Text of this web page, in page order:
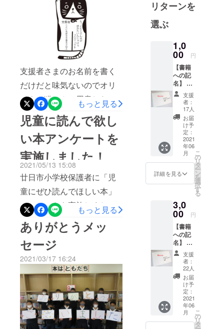
ティングをする。そして最
後に猫ちゃんスタンプを押
し、支援者さまの名前を記
入する。あと少しです！！
支援者さまのお名前を書く
だけだと味気ないのでオリ
ジナル猫はんこ用意したい
と思います。ねこ探しきっ
かけでいろいろな本を読ん
でもらえると嬉しいです。
もっと見る
児童に読んで欲し
い本アンケートを
実施しました！
2021/05/13 15:08
廿日市小学校保護者に「児
童にぜひ読んでほしい本」
アンケートを実施しまし
た。今後はアンケート結果
をもとに、先生方の意見も
参考にしながら購入する本
を選定したいと思います。
児童に読んで欲しい本リス
ト（一部）防犯・防災イラ
ストBOOK めちゃカワ
MAX!!角川まんが学習シリー
もっと見る
ありがとうメッ
セージ
2021/03/17 16:24
リターンを
選ぶ
1,0
00 円
【書籍
への記
名】 1
口
（1000
円）に
つき、
購入し
た書籍
１冊の
見返し
部分に
支援者
のお名
前を入
れさせ
だきま
す。備
考欄に
「お名
前（ふ
りが
な）」
の記入
をお願
いしま
す。お
届け先
情報
（住所
等）は
頂きま
支援
者：
17人
お届
け予
定：
2021
年06
月
詳細を見る
こ
の
リ
タ
ー
ン
を
選
択
す
る
3,0
00 円
【書籍
への記
名】 1
口
（3000
円）に
つき、
購入し
た書籍3
冊の見
返し部
分に支
援者の
支援
者：
22人
お届
け予
定：
2021
年06
月
こ
の
リ
タ